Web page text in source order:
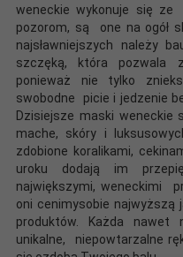
weneckie wykonuje się
pozorom, są one na ogół
najsławniejszych należy
szczęką, która pozwala
ponieważ nie tylko
swobodne picie i jedzenie
Dzisiejsze maski
mache, skóry i
zdobione koralikami,
uroku dodają im
największymi, weneckimi
oni cenimysobie najwyższą
produktów. Każda nawet
unikalne, niepowtarzalne